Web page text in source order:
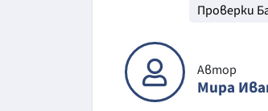
Проверки
Автор
Мира